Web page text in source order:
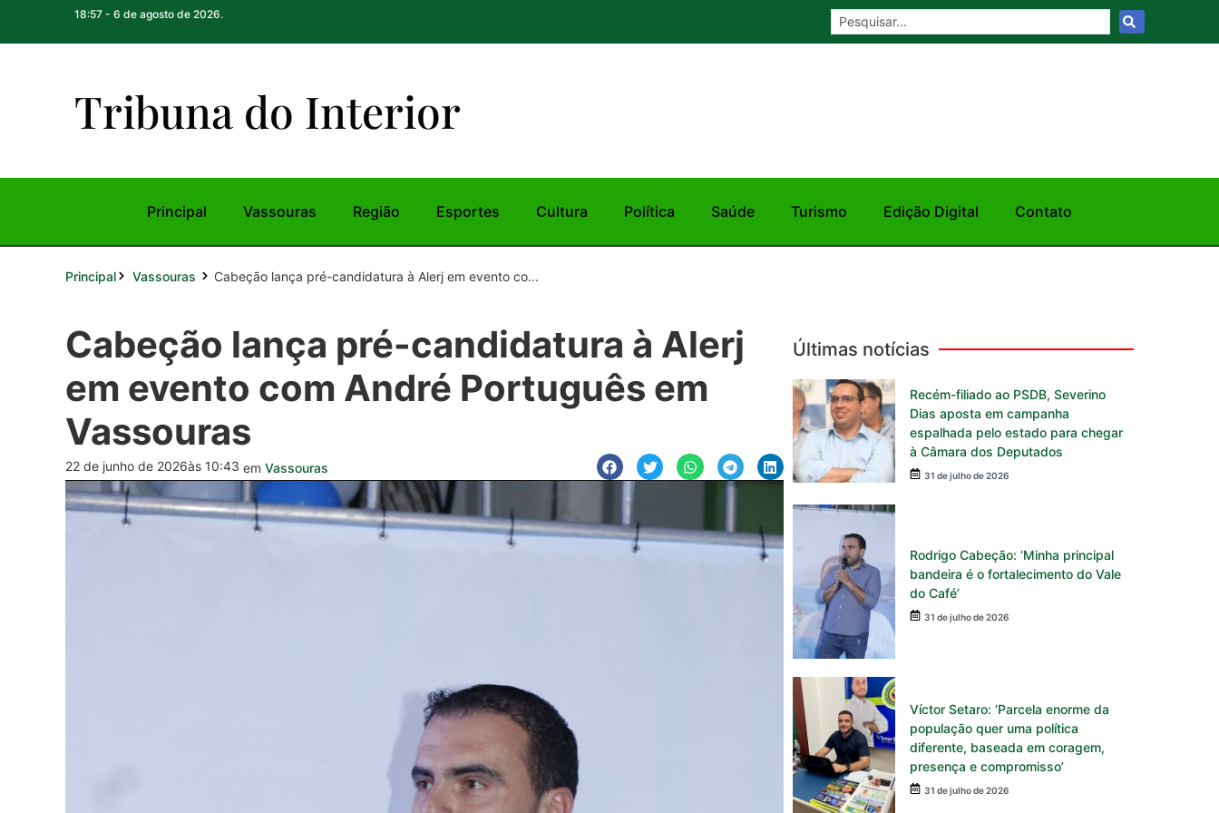
18:57 - 6 de agosto de 2026.
Tribuna do Interior
Principal Vassouras Região Esportes Cultura Política Saúde Turismo Edição Digital Contato
Principal Vassouras Cabeção lança pré-candidatura à Alerj em evento co...
Cabeção lança pré-candidatura à Alerj
em evento com André Português em
Vassouras
22 de junho de 2026às 10:43 em Vassouras
Últimas notícias
Recém-filiado ao PSDB, Severino
Dias aposta em campanha
espalhada pelo estado para chegar
à Câmara dos Deputados
31 de julho de 2026
Rodrigo Cabeção: ‘Minha principal
bandeira é o fortalecimento do Vale
do Café’
31 de julho de 2026
Víctor Setaro: ‘Parcela enorme da
população quer uma política
diferente, baseada em coragem,
presença e compromisso’
31 de julho de 2026